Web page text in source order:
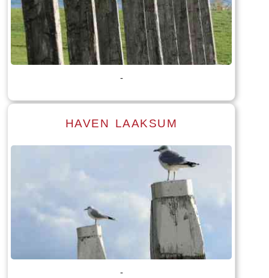
Lees meer
Tekst: © Foto: © William Wissink
-
Lees meer
Tekst: © Foto: © William Wissink
HAVEN LAAKSUM
-